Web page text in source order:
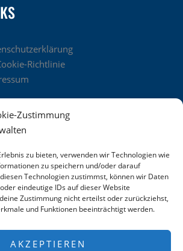
Zustimmung
zu bieten, verwenden wir Technologien wie
zu speichern und/oder darauf
Technologien zustimmst, können wir Daten
eindeutige IDs auf dieser Website
Zustimmung nicht erteilst oder zurückziehst,
und Funktionen beeinträchtigt werden.
AKZEPTIEREN
Richtlinie
TOLLES TEAM